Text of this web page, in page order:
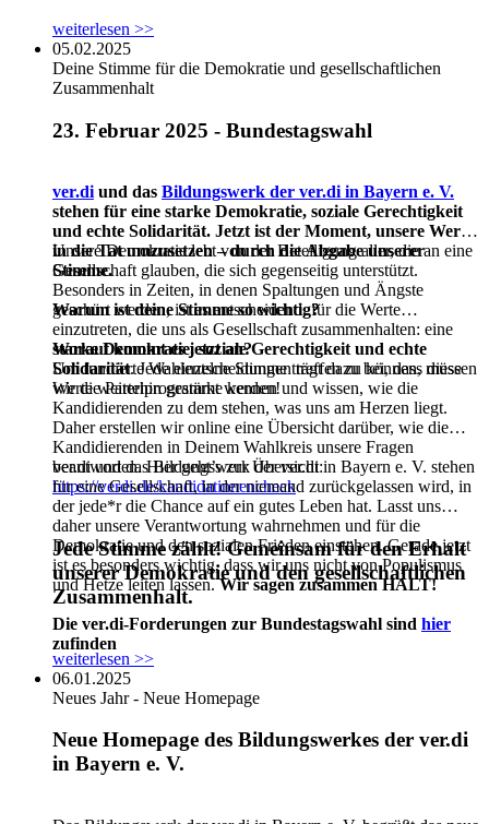
weiterlesen >>
05.02.2025
Deine Stimme für die Demokratie und gesellschaftlichen
Zusammenhalt
23. Februar 2025 - Bundestagswahl
ver.di und das Bildungswerk der ver.di in Bayern e. V.
stehen für eine starke Demokratie, soziale Gerechtigkeit
und echte Solidarität. Jetzt ist der Moment, unsere Werte
in die Tat umzusetzen – durch die Abgabe unserer
Stimme.
Warum ist deine Stimme so wichtig?
Unsere Demokratie lebt von der Beteiligung aller, die an eine
Gesellschaft glauben, die sich gegenseitig unterstützt.
Besonders in Zeiten, in denen Spaltungen und Ängste
geschürt werden, ist es entscheidend, für die Werte
einzutreten, die uns als Gesellschaft zusammenhalten: eine
starke Demokratie, soziale Gerechtigkeit und echte
Solidarität. Jede einzelne Stimme trägt dazu bei, dass diese
Werte weiterhin gestärkt werden!
Worauf kommt es jetzt an?
Um fundierte Wahlentscheidungen treffen zu können, müssen
wir die Parteiprogramme kennen und wissen, wie die
Kandidierenden zu dem stehen, was uns am Herzen liegt.
Daher erstellen wir online eine Übersicht darüber, wie die
Kandidierenden in Deinem Wahlkreis unsere Fragen
beantworten. Hier geht’s zur Übersicht:
https://verdi.de/kandidatinnencheck
ver.di und das Bildungswerk der ver.di in Bayern e. V. stehen
für eine Gesellschaft, in der niemand zurückgelassen wird, in
der jede*r die Chance auf ein gutes Leben hat. Lasst uns
daher unsere Verantwortung wahrnehmen und für die
Demokratie und den sozialen Frieden einstehen. Gerade jetzt
ist es besonders wichtig, dass wir uns nicht von Populismus
und Hetze leiten lassen.Wir sagen zusammen HALT!
Die ver.di-Forderungen zur Bundestagswahl sind hier
zufinden
Jede Stimme zählt! Gemeinsam für den Erhalt
unserer Demokratie und den gesellschaftlichen
Zusammenhalt.
weiterlesen >>
06.01.2025
Neues Jahr - Neue Homepage
Neue Homepage des Bildungswerkes der ver.di
in Bayern e. V.